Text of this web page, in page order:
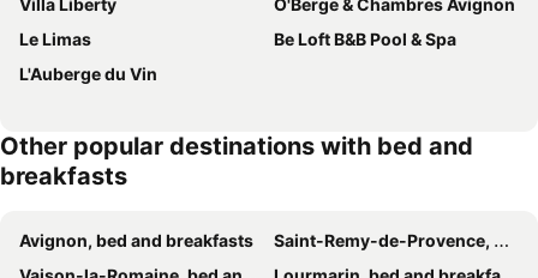
Villa Liberty
Ô'Berge & Chambres Avignon
Le Limas
Be Loft B&B Pool & Spa
L'Auberge du Vin
Other popular destinations with bed and
breakfasts
Avignon, bed and breakfasts
Saint-Remy-de-Provence, bed and breakfasts